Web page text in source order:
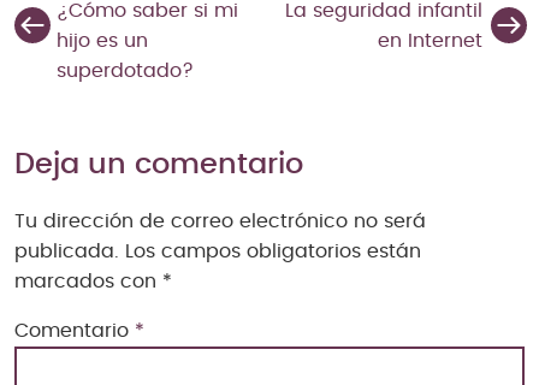
¿Cómo saber si mi
hijo es un
superdotado?
La seguridad infantil
en Internet
Deja un comentario
Tu dirección de correo electrónico no será
publicada. Los campos obligatorios están
marcados con *
Comentario *